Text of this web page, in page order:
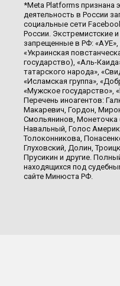
*Meta Platforms признана
деятельность в России
социальные сети
России. Экстремистские
запрещенные в РФ:
«Украинская
государство), «Аль-
татарского народа»,
«Исламская группа»,
«Мужское государство»,
Перечень иноагентов:
Макаревич, Гордон,
Смольянинов,
Навальный, Голос
Толоконникова,
Глуховский, Долин,
Прусикин и другие.
находящихся под
сайте Минюста РФ.